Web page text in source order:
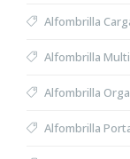
Alfombrilla
Alfombrilla
Alfombrilla
Alfombrilla